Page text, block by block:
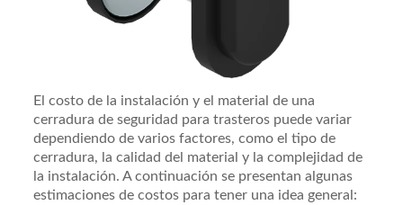
El costo de la instalación y el material de una
cerradura de seguridad para trasteros puede variar
dependiendo de varios factores, como el tipo de
cerradura, la calidad del material y la complejidad de
la instalación. A continuación se presentan algunas
estimaciones de costos para tener una idea general: